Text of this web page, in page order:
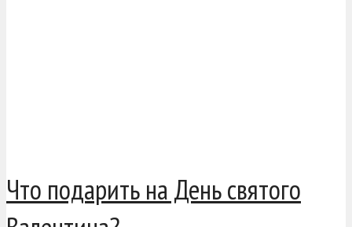
Что подарить на День святого